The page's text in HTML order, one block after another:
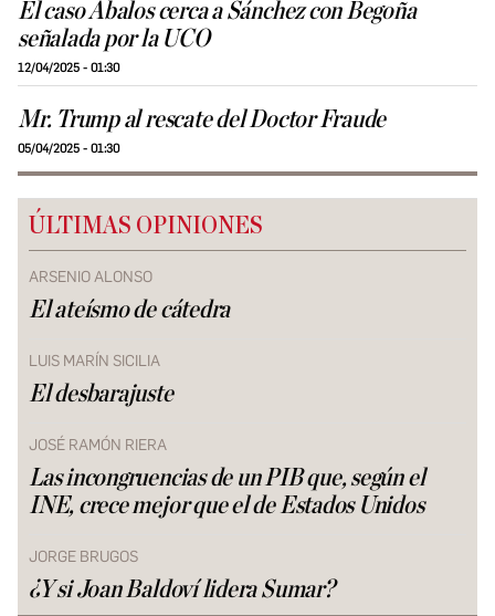
El caso Ábalos cerca a Sánchez con Begoña
señalada por la UCO
12/04/2025 - 01:30
Mr. Trump al rescate del Doctor Fraude
05/04/2025 - 01:30
ÚLTIMAS OPINIONES
ARSENIO ALONSO
El ateísmo de cátedra
LUIS MARÍN SICILIA
El desbarajuste
JOSÉ RAMÓN RIERA
Las incongruencias de un PIB que, según el
INE, crece mejor que el de Estados Unidos
JORGE BRUGOS
¿Y si Joan Baldoví lidera Sumar?